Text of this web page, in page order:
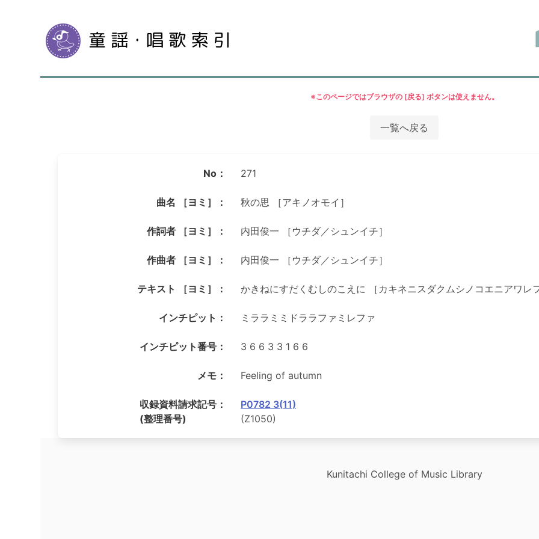
※このページではブラウザの [戻る] ボタンは使えません。
一覧へ戻る
No： 271
曲名 ［ヨミ］： 秋の思 ［アキノオモイ］
作詞者 ［ヨミ］： 内田俊一 ［ウチダ／シュンイチ］
作曲者 ［ヨミ］： 内田俊一 ［ウチダ／シュンイチ］
テキスト ［ヨミ］： かきねにすだくむしのこえに ［カキネニスダクムシノコエニアワレ
インチピット： ミララミミドララファミレファ
インチピット番号： 3 6 6 3 3 1 6 6
メモ： Feeling of autumn
収録資料請求記号：
(整理番号)
P0782 3(11)
(Z1050)
Kunitachi College of Music Library